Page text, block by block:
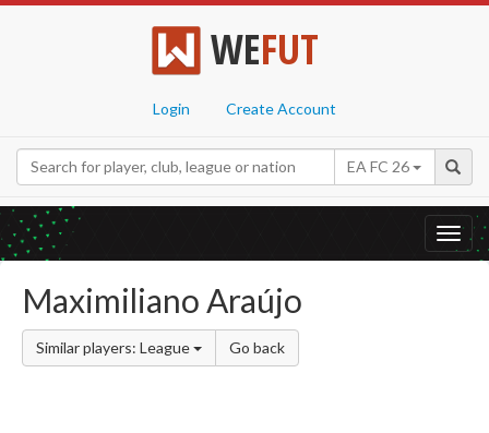
WEFUT
Login Create Account
EA FC 26
Maximiliano Araújo
Similar players: League Go back